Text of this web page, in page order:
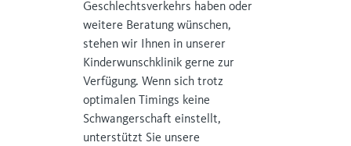
Geschlechtsverkehrs haben oder
weitere Beratung wünschen,
stehen wir Ihnen in unserer
Kinderwunschklinik gerne zur
Verfügung. Wenn sich trotz
optimalen Timings keine
Schwangerschaft einstellt,
unterstützt Sie unsere